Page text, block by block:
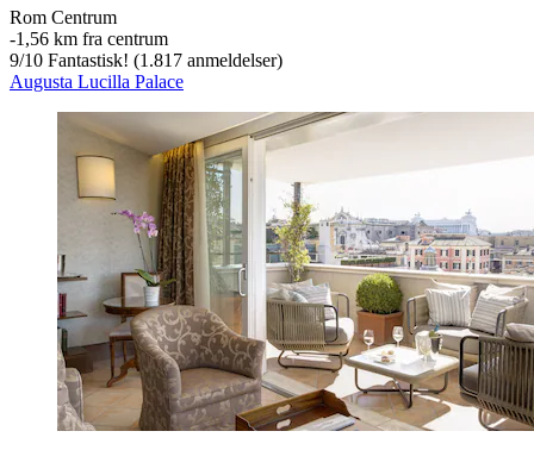
Rom Centrum
‐1,56 km fra centrum
9/10 Fantastisk! (1.817 anmeldelser)
Augusta Lucilla Palace